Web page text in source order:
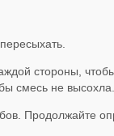
стороны,
смесь не высохла.
Продолжайте